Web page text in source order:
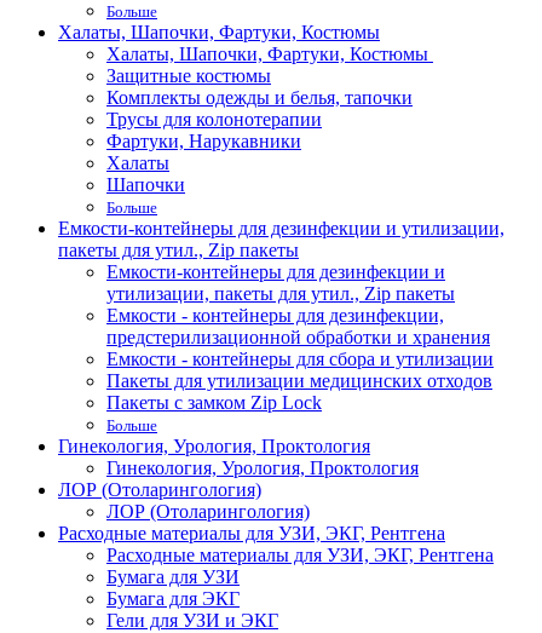
Больше
Халаты, Шапочки, Фартуки, Костюмы
Халаты, Шапочки, Фартуки, Костюмы
Защитные костюмы
Комплекты одежды и белья, тапочки
Трусы для колонотерапии
Фартуки, Нарукавники
Халаты
Шапочки
Больше
Емкости-контейнеры для дезинфекции и утилизации,
пакеты для утил., Zip пакеты
Емкости-контейнеры для дезинфекции и
утилизации, пакеты для утил., Zip пакеты
Емкости - контейнеры для дезинфекции,
предстерилизационной обработки и хранения
Емкости - контейнеры для сбора и утилизации
Пакеты для утилизации медицинских отходов
Пакеты с замком Zip Lock
Больше
Гинекология, Урология, Проктология
Гинекология, Урология, Проктология
ЛОР (Отоларингология)
ЛОР (Отоларингология)
Расходные материалы для УЗИ, ЭКГ, Рентгена
Расходные материалы для УЗИ, ЭКГ, Рентгена
Бумага для УЗИ
Бумага для ЭКГ
Гели для УЗИ и ЭКГ